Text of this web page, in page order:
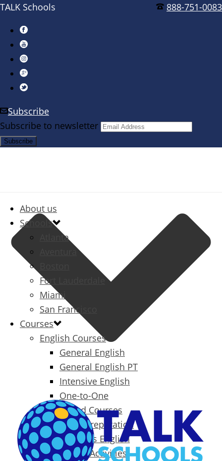
888-751-0083
TALK Schools
Subscribe
Subscribe to newsletter
About us
Schools
Atlanta
Aventura
Fort Lauderdale
Miami
San Francisco
Courses
English Courses
General English
General English PT
Intensive English
One-to-One
Specialized Courses
Exam Preparation
Business English
Packages & Activities